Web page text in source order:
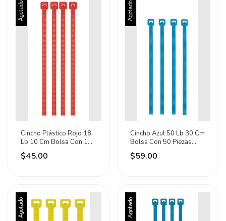
Agotado
Cincho Plástico Rojo 18
Lb 10 Cm Bolsa Con 100
Piezas 41013 Rojo
$45.00
Agotado
Cincho Azul 50 Lb 30 Cm
Bolsa Con 50 Piezas
Volteck 41019
$59.00
Agotado Agotado